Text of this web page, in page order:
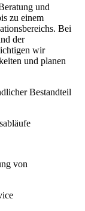
und
zu einem
Bei
der
wir
und planen
Bestandteil
von